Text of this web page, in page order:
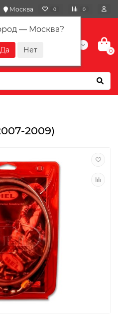
Москва
— Москва?
0 0
+7(901) 417-10-01
0
2009)